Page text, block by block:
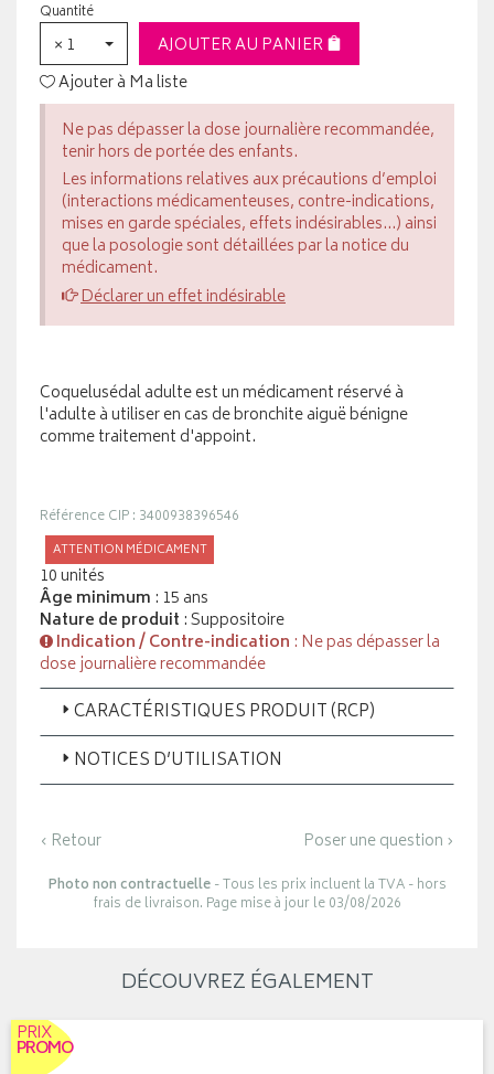
Quantité
× 1
AJOUTER AU PANIER
Ajouter à Ma liste
Ne pas dépasser la dose journalière recommandée,
tenir hors de portée des enfants.
Les informations relatives aux précautions d’emploi
(interactions médicamenteuses, contre-indications,
mises en garde spéciales, effets indésirables...) ainsi
que la posologie sont détaillées par la notice du
médicament.
Déclarer un effet indésirable
Coquelusédal adulte est un médicament réservé à
l'adulte à utiliser en cas de bronchite aiguë bénigne
comme traitement d'appoint.
Référence CIP : 3400938396546
ATTENTION MÉDICAMENT
10 unités
Âge minimum : 15 ans
Nature de produit : Suppositoire
Indication / Contre-indication : Ne pas dépasser la
dose journalière recommandée
CARACTÉRISTIQUES PRODUIT (RCP)
NOTICES D’UTILISATION
‹ Retour Poser une question ›
Photo non contractuelle- Tous les prix incluent la TVA - hors
frais de livraison. Page mise à jour le 03/08/2026
DÉCOUVREZ ÉGALEMENT
PRIX
PROMO